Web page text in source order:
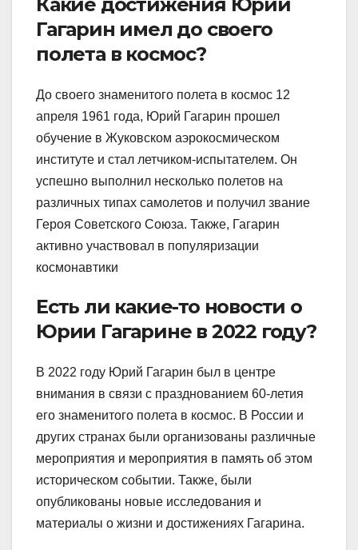
Гагарин имел до своего
полета в космос?
До своего знаменитого полета в космос 12
апреля 1961 года, Юрий Гагарин прошел
обучение в Жуковском аэрокосмическом
институте и стал летчиком-испытателем. Он
успешно выполнил несколько полетов на
различных типах самолетов и получил звание
Героя Советского Союза. Также, Гагарин
активно участвовал в популяризации
космонавтики
Есть ли какие-то новости о
Юрии Гагарине в 2022 году?
В 2022 году Юрий Гагарин был в центре
внимания в связи с празднованием 60-летия
его знаменитого полета в космос. В России и
других странах были организованы различные
мероприятия и мероприятия в память об этом
историческом событии. Также, были
опубликованы новые исследования и
материалы о жизни и достижениях Гагарина.